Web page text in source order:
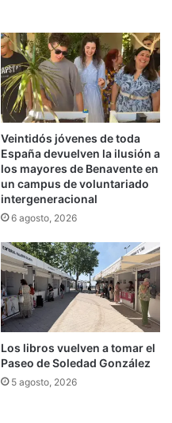
Veintidós jóvenes de toda
España devuelven la ilusión a
los mayores de Benavente en
un campus de voluntariado
intergeneracional
6 agosto, 2026
Los libros vuelven a tomar el
Paseo de Soledad González
5 agosto, 2026